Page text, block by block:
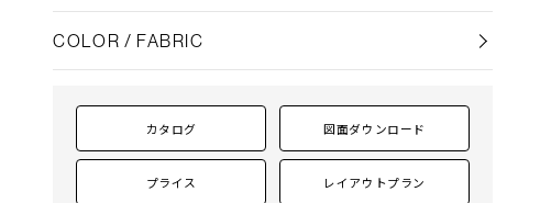
座面 コイルスプリング、ウレタンフォーム（布張りのみカバーリン
グ）
脚 S
（アルミシルバー・ヴィンテージブラック）フェルト付
ホワイトアッシュ突板（全5色）アジャスター付
COLOR / FABRIC
カタログ 図面ダウンロード
プライス レイアウトプラン